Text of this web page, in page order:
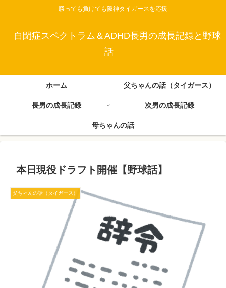
勝っても負けても阪神タイガースを応援
自閉症スペクトラム＆ADHD長男の成長記録と野球
話
ホーム 父ちゃんの話（タイガース）
長男の成長記録 次男の成長記録
母ちゃんの話
本日現役ドラフト開催【野球話】
父ちゃんの話（タイガース）